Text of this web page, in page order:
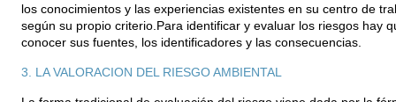
los conocimientos y las experiencias existentes en su centro de
según su propio criterio.Para identificar y evaluar los riesgos hay
conocer sus fuentes, los identificadores y las consecuencias.
3. LA VALORACION DEL RIESGO AMBIENTAL